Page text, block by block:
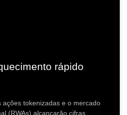
rápido
ações tokenizadas e o mercado
(RWAs) alcançarão cifras